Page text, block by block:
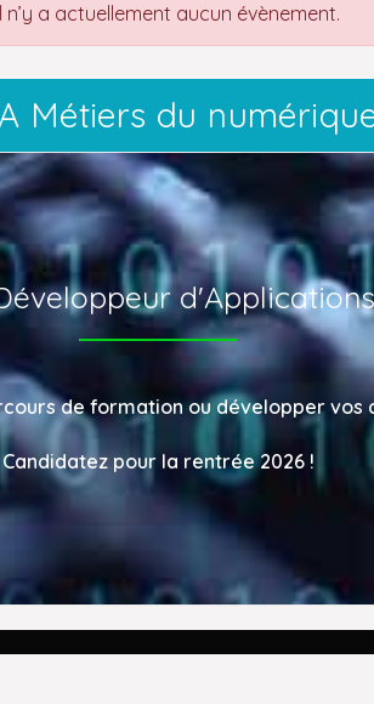
n’y a actuellement aucun évènement.
Métiers du
de formation ou développer vos
Candidatez pour la rentrée 2026 !